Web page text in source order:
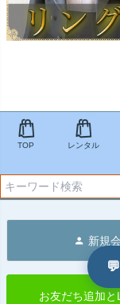
💬
TOP レンタル
新規
お友だち追加